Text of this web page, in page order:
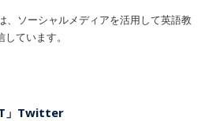
、ソーシャルメディアを活用して英語教
ています。
」Twitter